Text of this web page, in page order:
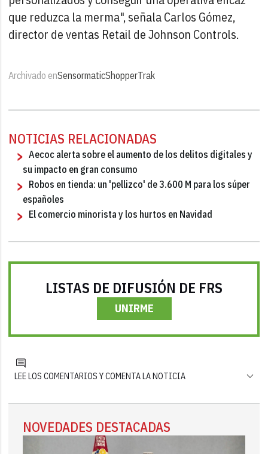
que reduzca la merma", señala Carlos Gómez,
director de ventas Retail de Johnson Controls.
Archivado enSensormaticShopperTrak
NOTICIAS RELACIONADAS
Aecoc alerta sobre el aumento de los delitos digitales y
su impacto en gran consumo
Robos en tienda: un 'pellizco' de 3.600 M para los súper
españoles
El comercio minorista y los hurtos en Navidad
LISTAS DE DIFUSIÓN DE FRS
UNIRME
LEE LOS COMENTARIOS Y COMENTA LA NOTICIA
NOVEDADES DESTACADAS